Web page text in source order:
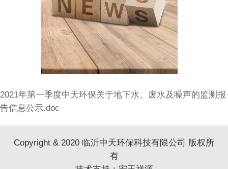
2021年第一季度中天环保关于地下水、废水及噪声的监测报
告信息公示.doc
Copyright & 2020 临沂中天环保科技有限公司 版权所
有